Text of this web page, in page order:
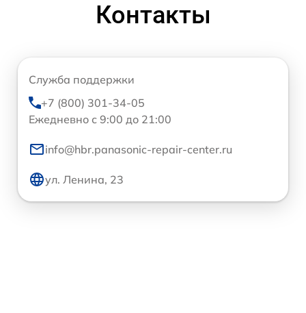
Контакты
Служба поддержки
+7 (800) 301-34-05
Ежедневно с 9:00 до 21:00
info@hbr.panasonic-repair-center.ru
ул. Ленина, 23